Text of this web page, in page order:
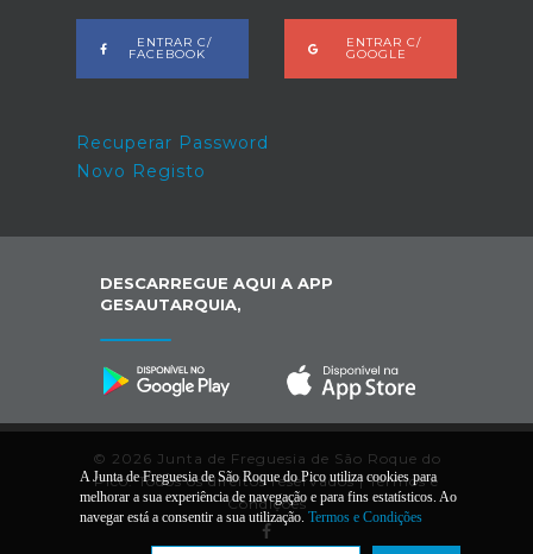
ENTRAR C/
FACEBOOK
ENTRAR C/
GOOGLE
Recuperar Password
Novo Registo
DESCARREGUE AQUI A APP
GESAUTARQUIA,
© 2026 Junta de Freguesia de São Roque do
Pico. Todos os direitos reservados |Termos e
Condições
A Junta de Freguesia de São Roque do Pico utiliza cookies para
melhorar a sua experiência de navegação e para fins estatísticos. Ao
navegar está a consentir a sua utilização. Termos e Condições